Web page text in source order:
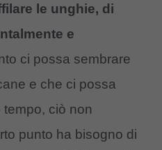
le unghie, di
e
ci possa sembrare
e che ci possa
ciò non
punto ha bisogno di